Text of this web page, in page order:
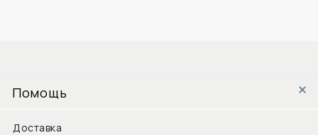
Помощь
Доставка